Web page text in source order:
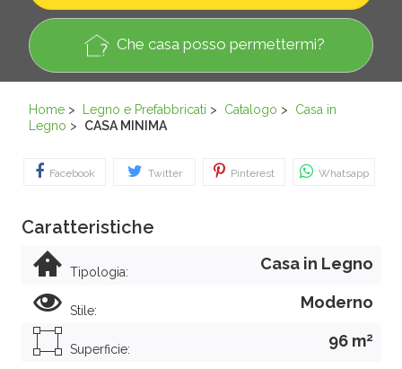
Che casa posso permettermi?
Home > Legno e Prefabbricati > Catalogo > Casa in
Legno > CASA MINIMA
Facebook Twitter Pinterest Whatsapp
Caratteristiche
Tipologia: Casa in Legno
Stile: Moderno
Superficie: 96 m2